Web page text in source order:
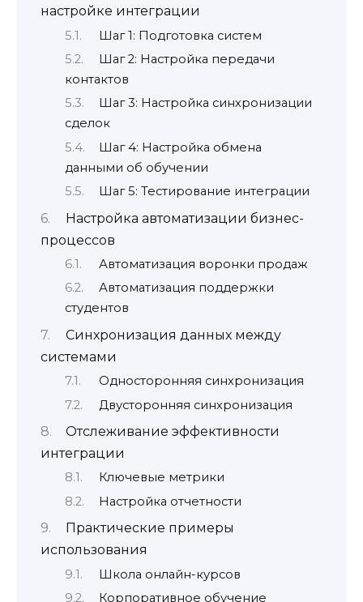
настройке интеграции
Шаг 1: Подготовка систем
Шаг 2: Настройка передачи
контактов
Шаг 3: Настройка синхронизации
сделок
Шаг 4: Настройка обмена
данными об обучении
Шаг 5: Тестирование интеграции
Настройка автоматизации бизнес-
процессов
Автоматизация воронки продаж
Автоматизация поддержки
студентов
Синхронизация данных между
системами
Односторонняя синхронизация
Двусторонняя синхронизация
Отслеживание эффективности
интеграции
Ключевые метрики
Настройка отчетности
Практические примеры
использования
Школа онлайн-курсов
Корпоративное обучение